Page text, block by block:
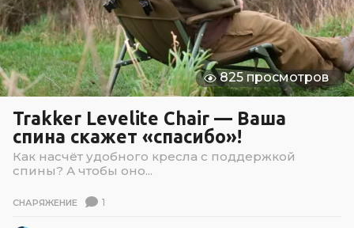
7
825 просмотров
Trakker Levelite Chair — Ваша
спина скажет «спасибо»!
Как насчёт удобного кресла с поддержкой
спины? А чтобы оно...
СНАРЯЖЕНИЕ 1